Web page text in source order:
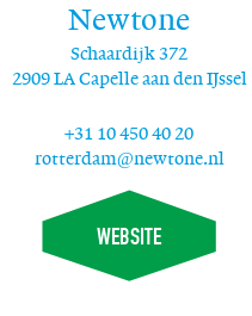
Newtone
Schaardijk 372
2909 LA Capelle aan den IJssel
+31 10 450 40 20
rotterdam@newtone.nl
WEBSITE